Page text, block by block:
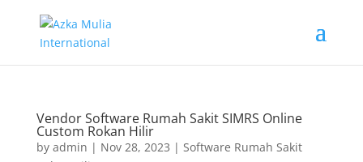
Vendor Software Rumah Sakit SIMRS Online
Custom Rokan Hilir
by admin | Nov 28, 2023 | Software Rumah Sakit